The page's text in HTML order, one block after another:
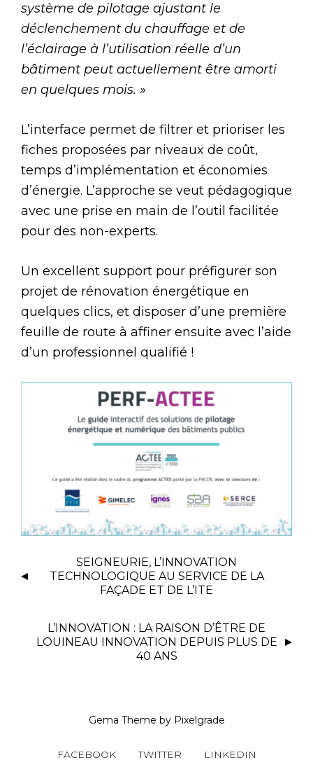
système de pilotage ajustant le
déclenchement du chauffage et de
l’éclairage à l’utilisation réelle d’un
bâtiment peut actuellement être amorti
en quelques mois. »
L’interface permet de filtrer et prioriser les
fiches proposées par niveaux de coût,
temps d’implémentation et économies
d’énergie. L’approche se veut pédagogique
avec une prise en main de l’outil facilitée
pour des non-experts.
Un excellent support pour préfigurer son
projet de rénovation énergétique en
quelques clics, et disposer d’une première
feuille de route à affiner ensuite avec l’aide
d’un professionnel qualifié !
SEIGNEURIE, L’INNOVATION
TECHNOLOGIQUE AU SERVICE DE LA
FAÇADE ET DE L’ITE
L’INNOVATION : LA RAISON D’ÊTRE DE
LOUINEAU INNOVATION DEPUIS PLUS DE
40 ANS
Gema Theme by Pixelgrade
FACEBOOK TWITTER LINKEDIN